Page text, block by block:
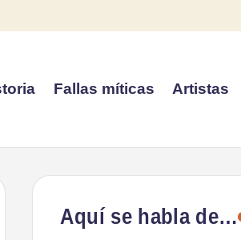
Fallas míticas Artistas
Aquí se habla de…